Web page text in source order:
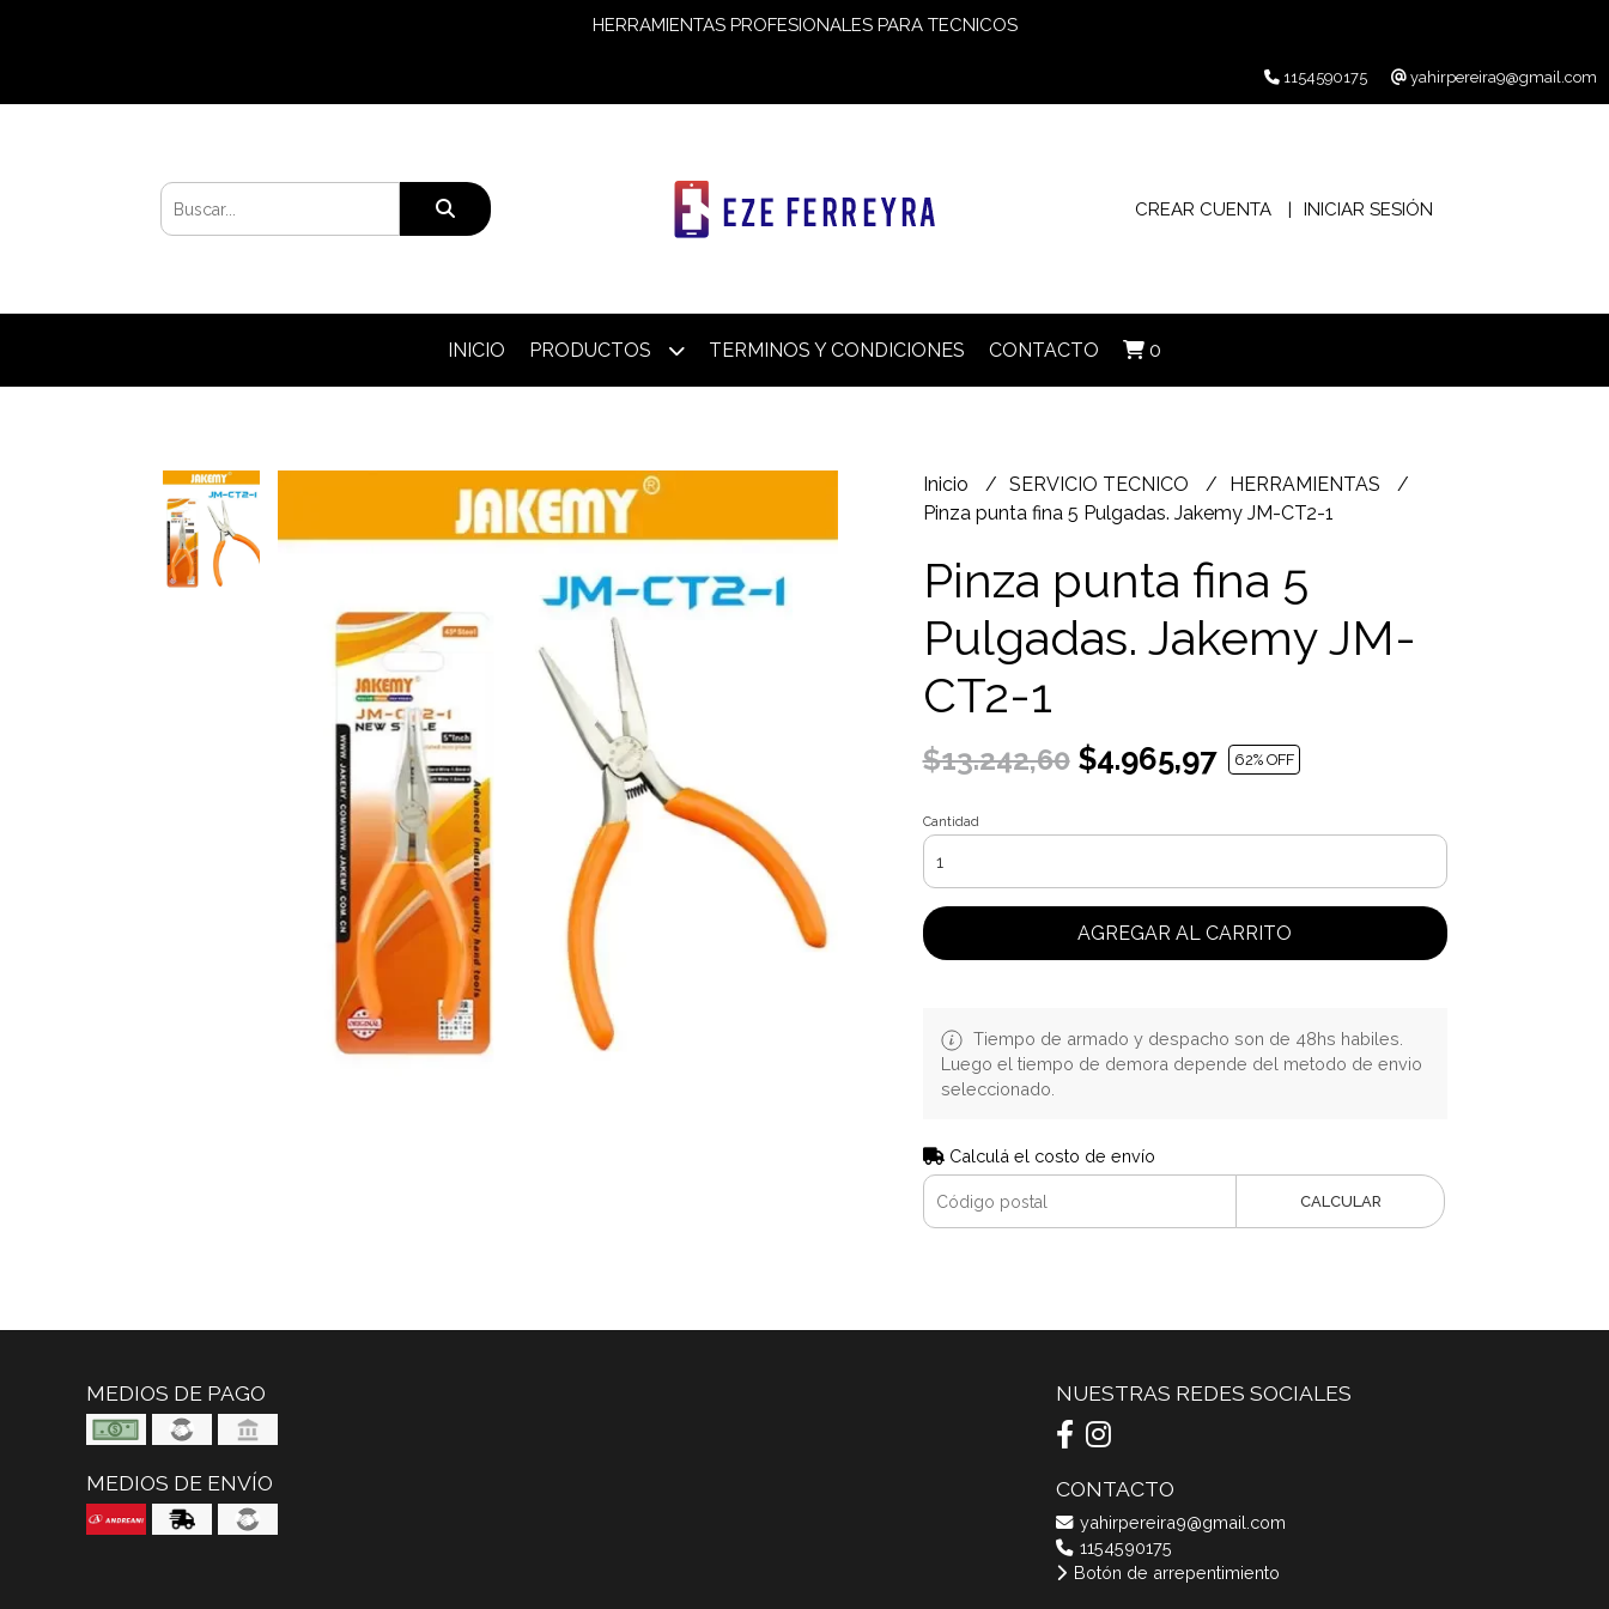
HERRAMIENTAS PROFESIONALES PARA TECNICOS
1154590175 yahirpereira9@gmail.com
CREAR CUENTA INICIAR SESIÓN
INICIO PRODUCTOS TERMINOS Y CONDICIONES CONTACTO 0
Inicio SERVICIO TECNICO
HERRAMIENTAS
Pinza punta fina 5 Pulgadas. Jakemy JM-CT2-1
Pinza punta fina 5
Pulgadas. Jakemy JM-
CT2-1
$13.242,60$4.965,97 62% OFF
Cantidad
AGREGAR AL CARRITO
Tiempo de armado y despacho son de 48hs habiles.
Luego el tiempo de demora depende del metodo de envio
seleccionado.
Calculá el costo de envío
CALCULAR
MEDIOS DE PAGO
MEDIOS DE ENVÍO
NUESTRAS REDES SOCIALES
CONTACTO
yahirpereira9@gmail.com
1154590175
Botón de arrepentimiento